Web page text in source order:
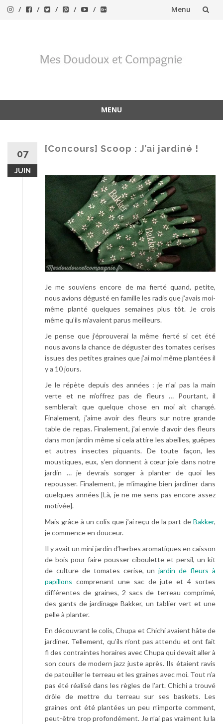
Menu
MENU
07
JUIN
[Concours] Scoop : J’ai jardiné !
Je me souviens encore de ma fierté quand, petite,
nous avions dégusté en famille les radis que j’avais moi-
même planté quelques semaines plus tôt. Je crois
même qu’ils m’avaient parus meilleurs.
Je pense que j’éprouverai la même fierté si cet été
nous avons la chance de déguster des tomates cerises
issues des petites graines que j’ai moi même plantées il
y a 10 jours.
Je le répète depuis des années : je n’ai pas la main
verte et ne m’offrez pas de fleurs … Pourtant, il
semblerait que quelque chose en moi ait changé.
Finalement, j’aime avoir des fleurs sur notre grande
table de repas. Finalement, j’ai envie d’avoir des fleurs
dans mon jardin même si cela attire les abeilles, guêpes
et autres insectes piquants. De toute façon, les
moustiques, eux, s’en donnent à cœur joie dans notre
jardin … je devrais songer à planter de quoi les
repousser. Finalement, je m’imagine bien jardiner dans
quelques années [Là, je ne me sens pas encore assez
motivée].
Mais grâce à un colis que j’ai reçu de la part de Bakker,
je commence en douceur.
Il y avait un mini jardin d’herbes aromatiques en caisson
de bois pour faire pousser ciboulette et persil, un kit
de culture de tomates cerise, unjardin de fleurs à
papillons comprenant une sac de jute et 4 sortes
différentes de graines, 2 sacs de terreau comprimé,
des gants de jardinage Bakker, un tablier vert et une
pelle à planter.
En découvrant le colis, Chupa et Chichi avaient hâte de
jardiner. Tellement, qu’ils n’ont pas attendu et ont fait
fi des contraintes horaires avec Chupa qui devait aller à
son cours de modern jazz juste après. Ils étaient ravis
de patouiller le terreau et les graines avec moi. Tout n’a
pas été réalisé dans les règles de l’art. Chichi a trouvé
drôle de mettre du terreau sur ses baskets. Les
graines ont été plantées un peu n’importe comment,
peut-être trop profondément. Je n’ai pas vraiment lu la